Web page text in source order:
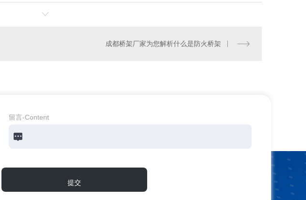
成都桥架厂家为您解析什么是防火桥架
留言-Content
提交